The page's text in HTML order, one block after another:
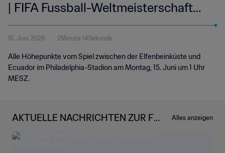
| FIFA Fussball-Weltmeisterschaft
2026™ | Highlights
15. Juni 2026 2Minute 14Sekunde
Alle Höhepunkte vom Spiel zwischen der Elfenbeinküste und
Ecuador im Philadelphia-Stadion am Montag, 15. Juni um 1 Uhr
MESZ.
AKTUELLE NACHRICHTEN ZUR FIF
A FUSSBALL-WELTMEISTERSCHA
FT 2026™
Alles anzeigen